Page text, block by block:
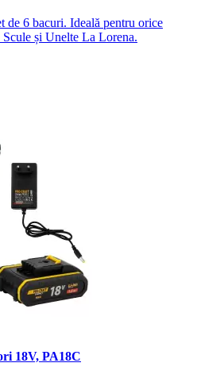
de 6 bacuri. Ideală pentru orice
și Unelte La Lorena.
18V, PA18C